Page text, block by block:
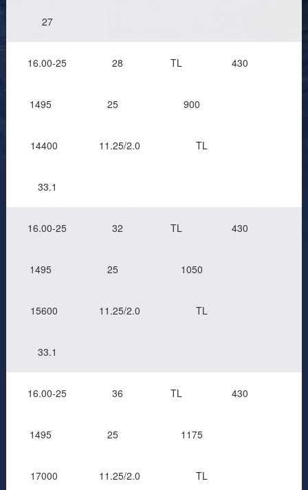
27
16.00-25 28 TL 430
1495 25 900
14400 11.25/2.0 TL
33.1
16.00-25 32 TL 430
1495 25 1050
15600 11.25/2.0 TL
33.1
16.00-25 36 TL 430
1495 25 1175
17000 11.25/2.0 TL